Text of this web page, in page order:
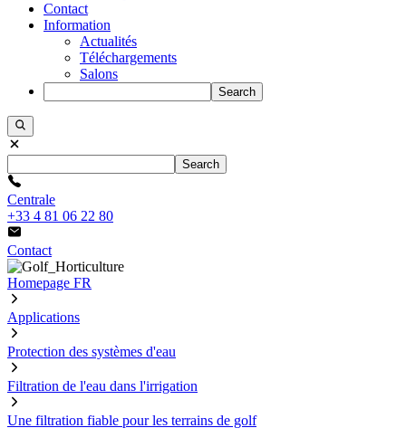
Contact
Information
Actualités
Téléchargements
Salons
Search
Search
Centrale
+33 4 81 06 22 80
Contact
Homepage FR
Applications
Protection des systèmes d'eau
Filtration de l'eau dans l'irrigation
Une filtration fiable pour les terrains de golf